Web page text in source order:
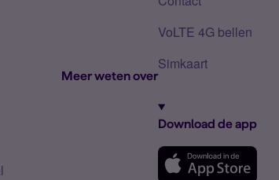
Meer weten over
VoLTE 4G bellen
Simkaart
Download de app